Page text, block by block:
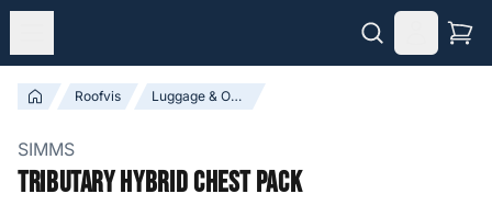
Roofvis Luggage & Opbergboxen
SIMMS
Tributary Hybrid Chest Pack